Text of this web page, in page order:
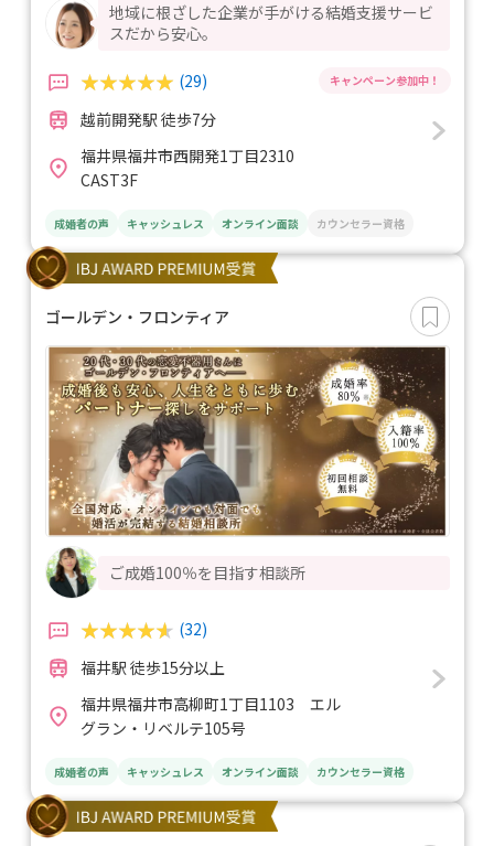
地域に根ざした企業が手がける結婚支援サービ
スだから安心。
(29)
越前開発駅 徒歩7分
福井県福井市西開発1丁目2310
CAST3F
成婚者の声 キャッシュレス オンライン面談 カウンセラー資格
ゴールデン・フロンティア
ご成婚100％を目指す相談所
(32)
福井駅 徒歩15分以上
福井県福井市高柳町1丁目1103 エル
グラン・リベルテ105号
成婚者の声 キャッシュレス オンライン面談 カウンセラー資格